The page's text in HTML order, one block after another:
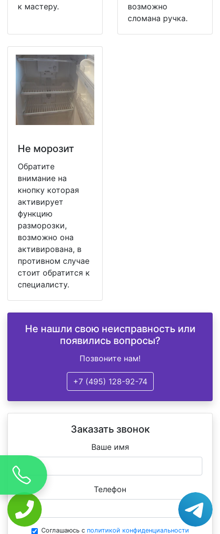
к мастеру.
возможно
сломана ручка.
Не морозит
Обратите
внимание на
кнопку которая
активирует
функцию
разморозки,
возможно она
активирована, в
противном случае
стоит обратится к
специалисту.
Не нашли свою неисправность или
появились вопросы?
Позвоните нам!
+7 (495) 128-92-74
Заказать звонок
Ваше имя
Телефон
Соглашаюсь с политикой конфиденциальности